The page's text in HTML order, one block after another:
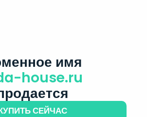
имя
house.ru
СЕЙЧАС